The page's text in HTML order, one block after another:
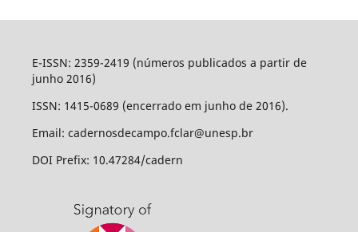
E-ISSN: 2359-2419 (números publicados a partir de
junho 2016)
ISSN: 1415-0689 (encerrado em junho de 2016).
Email: cadernosdecampo.fclar@unesp.br
DOI Prefix: 10.47284/cadern